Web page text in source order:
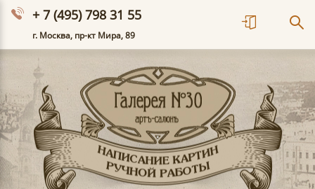
+ 7 (495) 798 31 55
г. Москва, пр-кт Мира, 89